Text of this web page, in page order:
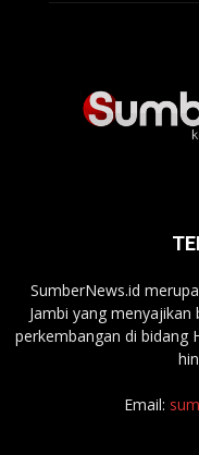
SumberNews.id
Jambi yang
perkembangan di bidang
Email: